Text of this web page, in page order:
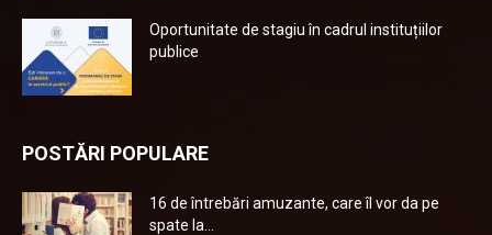
Oportunitate de stagiu în cadrul instituțiilor
publice
POSTĂRI POPULARE
16 de întrebări amuzante, care îl vor da pe
spate la...